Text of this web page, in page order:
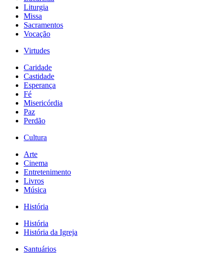
Liturgia
Missa
Sacramentos
Vocação
Virtudes
Caridade
Castidade
Esperança
Fé
Misericórdia
Paz
Perdão
Cultura
Arte
Cinema
Entretenimento
Livros
Música
História
História
História da Igreja
Santuários